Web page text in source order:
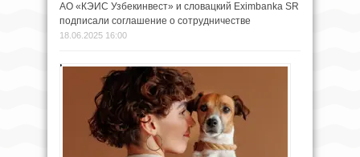
АО «КЭИС Узбекинвест» и словацкий Eximbanka SR
подписали соглашение о сотрудничестве
18.06.2025 16:00